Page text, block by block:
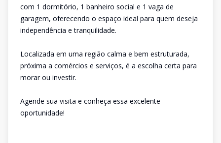
com 1 dormitório, 1 banheiro social e 1 vaga de
garagem, oferecendo o espaço ideal para quem deseja
independência e tranquilidade.
Localizada em uma região calma e bem estruturada,
próxima a comércios e serviços, é a escolha certa para
morar ou investir.
Agende sua visita e conheça essa excelente
oportunidade!